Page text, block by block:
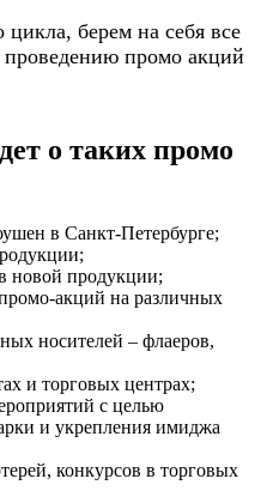
берем на себя все
промо акций
о таких промо
в Санкт-Петербурге;
новой продукции;
акций на различных
носителей – флаеров,
и торговых центрах;
с целью
и укрепления имиджа
конкурсов в торговых